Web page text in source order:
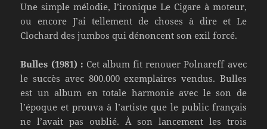
Une simple mélodie, l’ironique Le Cigare à moteur,
ou encore J’ai tellement de choses à dire et Le
Clochard des jumbos qui dénoncent son exil forcé.
Bulles (1981) : Cet album fit renouer Polnareff avec
le succès avec 800.000 exemplaires vendus. Bulles
est un album en totale harmonie avec le son de
l’époque et prouva à l’artiste que le public français
ne l’avait pas oublié. À son lancement les trois